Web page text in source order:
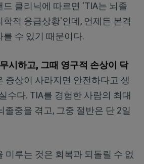
클리닉에 따르면 'TIA는 뇌졸
적 응급상황'인데, 언제든 본격
수 있기 때문이다.
시하고, 그때 영구적 손상이 닥
증상이 사라지면 안전하다고 생
수다. TIA를 경험한 사람의 최대
졸중을 겪고, 그중 절반은 단 2일
미루는 것은 회복과 되돌릴 수 없